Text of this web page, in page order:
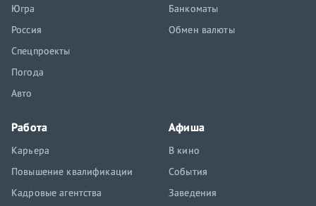
Югра
Россия
Спецпроекты
Погода
Авто
Банкоматы
Обмен валюты
Работа
Карьера
Повышение квалификации
Кадровые агентства
Афиша
В кино
События
Заведения